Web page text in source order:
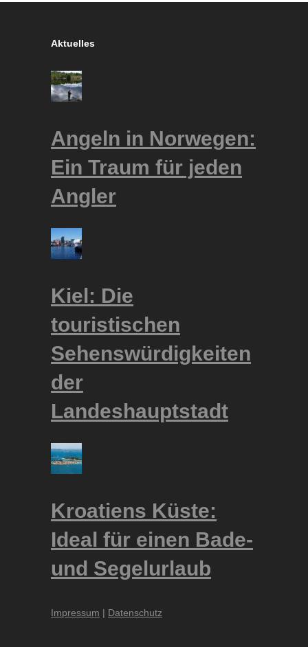
Aktuelles
Angeln in Norwegen:
Ein Traum für jeden
Angler
Kiel: Die
touristischen
Sehenswürdigkeiten
der
Landeshauptstadt
Kroatiens Küste:
Ideal für einen Bade-
und Segelurlaub
Impressum | Datenschutz